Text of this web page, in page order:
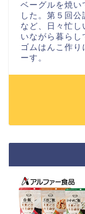
ベーグルを焼い
した。第５回
など、日々忙し
いながら暮らし
ゴムはんこ作り
ーす。